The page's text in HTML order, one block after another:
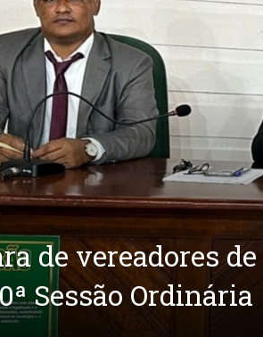
de vereadores
Sessão Ordinária